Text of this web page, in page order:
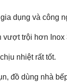
dụng và công
trội hơn
nhiệt rất tốt.
đồ dùng nhà